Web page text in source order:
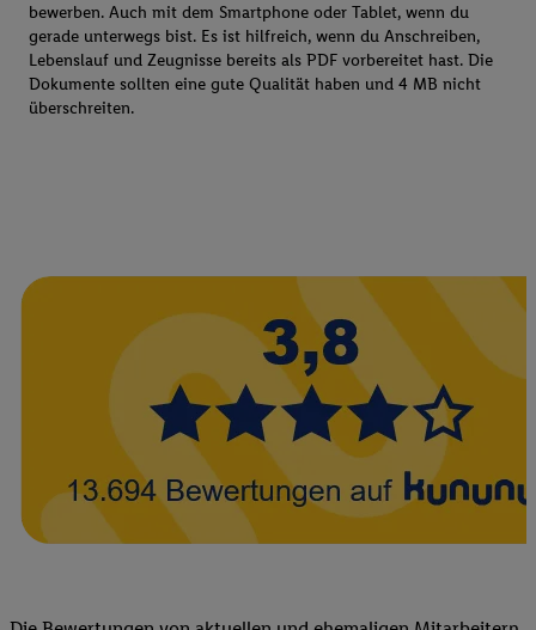
bewerben. Auch mit dem Smartphone oder Tablet, wenn du
gerade unterwegs bist. Es ist hilfreich, wenn du Anschreiben,
Lebenslauf und Zeugnisse bereits als PDF vorbereitet hast. Die
Dokumente sollten eine gute Qualität haben und 4 MB nicht
überschreiten.